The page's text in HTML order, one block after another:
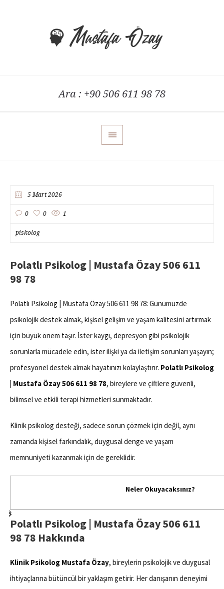
Ara : +90 506 611 98 78
5 Mart 2026
0 0 1
piskolog
Polatlı Psikolog | Mustafa Özay 506 611
98 78
Polatlı Psikolog | Mustafa Özay 506 611 98 78: Günümüzde
psikolojik destek almak, kişisel gelişim ve yaşam kalitesini artırmak
için büyük önem taşır. İster kaygı, depresyon gibi psikolojik
sorunlarla mücadele edin, ister ilişki ya da iletişim sorunları yaşayın;
profesyonel destek almak hayatınızı kolaylaştırır. Polatlı Psikolog
| Mustafa Özay 506 611 98 78, bireylere ve çiftlere güvenli,
bilimsel ve etkili terapi hizmetleri sunmaktadır.
Klinik psikolog desteği, sadece sorun çözmek için değil, aynı
zamanda kişisel farkındalık, duygusal denge ve yaşam
memnuniyeti kazanmak için de gereklidir.
Neler Okuyacaksınız?
Polatlı Psikolog | Mustafa Özay 506 611
98 78 Hakkında
Klinik Psikolog Mustafa Özay, bireylerin psikolojik ve duygusal
ihtiyaçlarına bütüncül bir yaklaşım getirir. Her danışanın deneyimi